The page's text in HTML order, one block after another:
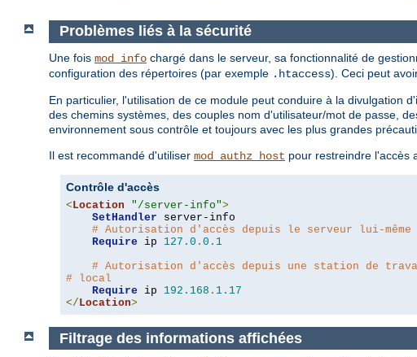
Problèmes liés à la sécurité
Une fois mod_info chargé dans le serveur, sa fonctionnalité de
configuration des répertoires (par exemple .htaccess). Ceci peut
En particulier, l'utilisation de ce module peut conduire à la divulgation
des chemins systèmes, des couples nom d'utilisateur/mot de passe,
environnement sous contrôle et toujours avec les plus grandes
Il est recommandé d'utiliser mod_authz_host pour restreindre l'accès
Contrôle d'accès
< Location "/server-info">
SetHandler server-info
# Autorisation d'accès depuis le serveur lui-même
Require ip 127.0 . 0.1
# Autorisation d'accès depuis une station de
# local
Require ip 192.168 . 1.17
</ Location>
Filtrage des informations affichées